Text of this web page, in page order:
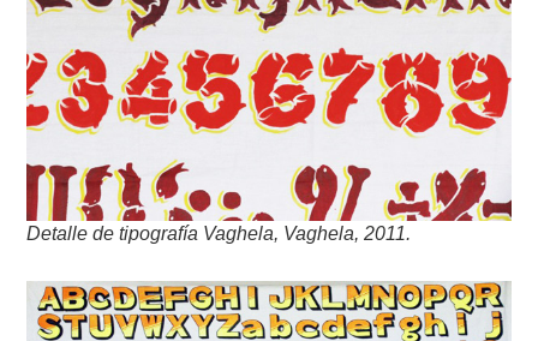
Detalle de tipografía Vaghela, Vaghela, 2011.